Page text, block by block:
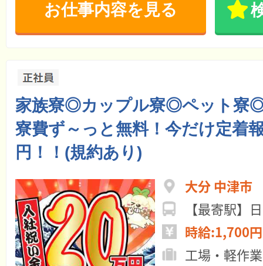
お仕事内容を見る
家族寮◎カップル寮◎ペット寮
寮費ず～っと無料！今だけ定着
円！！(規約あり)
大分 中津市
【最寄駅】
時給:1,700
工場・軽作業